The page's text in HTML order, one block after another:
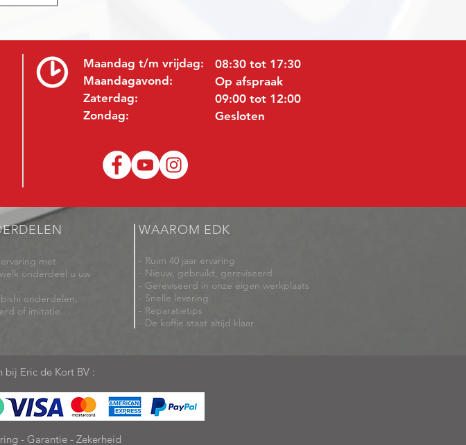
Maandag t/m vrijdag:
Maandagavond:
Zaterdag:
Zondag:
08:30 tot 17:30
Op afspraak
09:00 tot 12:00
Gesloten
met
onderdeel u uw
onderdelen,
of imitatie.
WAAROM EDK
- Ruim 40 jaar ervaring
- Nieuw, gebruikt, gereviseerd
- Gereviseerd in onze eigen werkplaats
- Snelle levering
- Reparatietips
- De koffie staat altijd klaar
bij Eric de Kort BV :
- Garantie - Zekerheid